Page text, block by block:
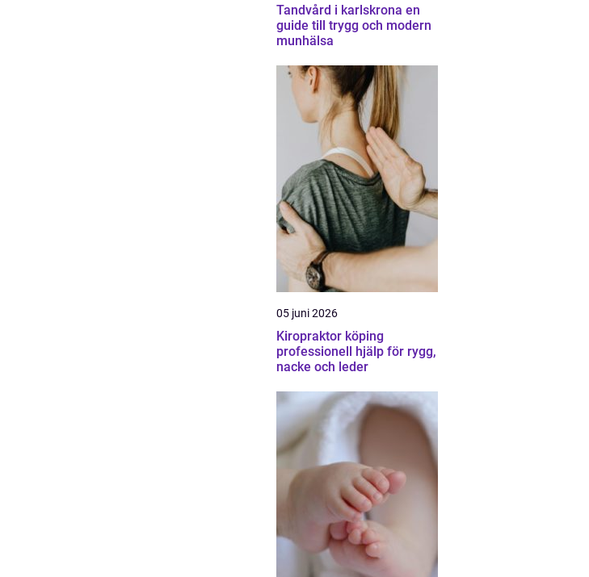
Tandvård i karlskrona en
guide till trygg och modern
munhälsa
05 juni 2026
Kiropraktor köping
professionell hjälp för rygg,
nacke och leder